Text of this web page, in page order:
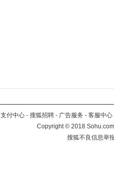
支付中心 - 搜狐招聘 - 广告服务 - 客服中心
Copyright©2018
搜狐不良信息举